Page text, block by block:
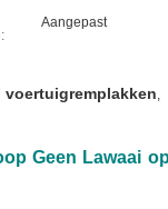
Aangepast
voertuigremplakken,
Geen Lawaai